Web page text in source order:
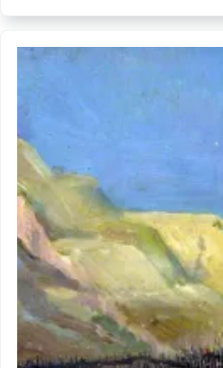
pendant
la
guerre
de
14-
18